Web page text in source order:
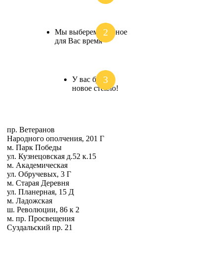
Мы выберем удобное
для Вас время
У вас будет
новое стекло!
пр. Ветеранов
Народного ополчения, 201 Г
м. Парк Победы
ул. Кузнецовская д.52 к.15
м. Академическая
ул. Обручевых, 3 Г
м. Старая Деревня
ул. Планерная, 15 Д
м. Ладожская
ш. Революции, 86 к 2
м. пр. Просвещения
Суздальский пр. 21